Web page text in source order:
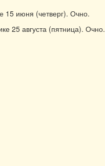
15 июня (четверг). Очно.
25 августа (пятница). Очно.